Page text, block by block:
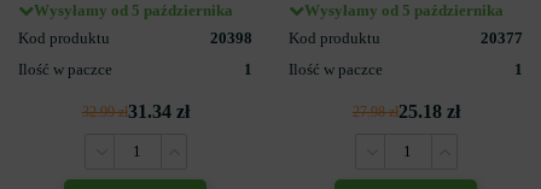
Wysyłamy od 5 października
Kod produktu
20398
Ilość w paczce
1
32.99 zł31.34 zł
Wysyłamy od 5 października
Kod produktu
20377
Ilość w paczce
1
27.98 zł25.18 zł